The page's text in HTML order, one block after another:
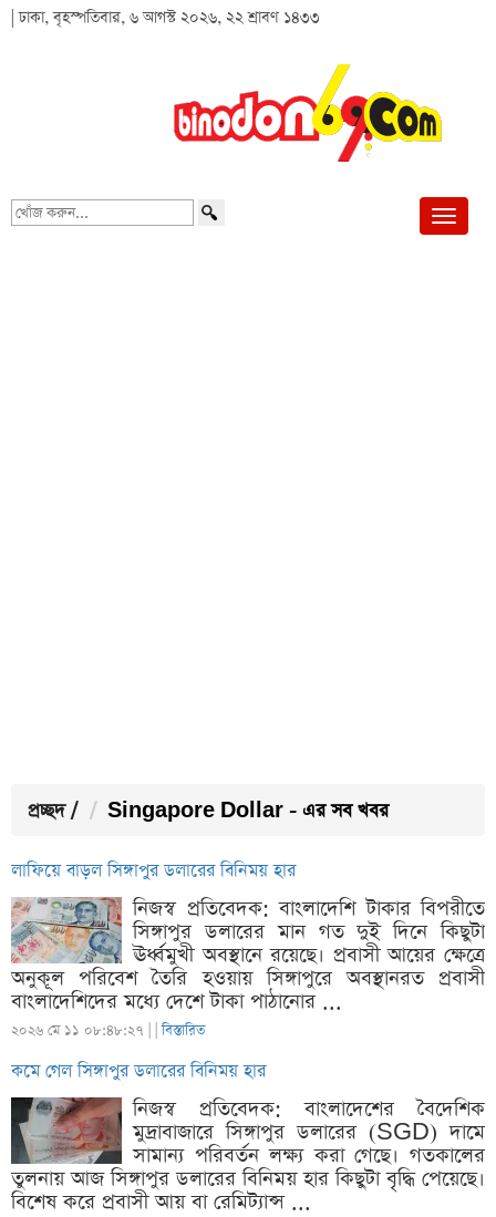
| ঢাকা, বৃহস্পতিবার, ৬ আগস্ট ২০২৬, ২২ শ্রাবণ ১৪৩৩
খোঁজ
প্রচ্ছদ / Singapore Dollar - এর সব খবর
লাফিয়ে বাড়ল সিঙ্গাপুর ডলারের বিনিময় হার
নিজস্ব প্রতিবেদক: বাংলাদেশি টাকার বিপরীতে
সিঙ্গাপুর ডলারের মান গত দুই দিনে কিছুটা
ঊর্ধ্বমুখী অবস্থানে রয়েছে। প্রবাসী আয়ের ক্ষেত্রে
অনুকূল পরিবেশ তৈরি হওয়ায় সিঙ্গাপুরে অবস্থানরত প্রবাসী
বাংলাদেশিদের মধ্যে দেশে টাকা পাঠানোর ...
২০২৬ মে ১১ ০৮:৪৮:২৭ | |বিস্তারিত
কমে গেল সিঙ্গাপুর ডলারের বিনিময় হার
নিজস্ব প্রতিবেদক: বাংলাদেশের বৈদেশিক
মুদ্রাবাজারে সিঙ্গাপুর ডলারের (SGD) দামে
সামান্য পরিবর্তন লক্ষ্য করা গেছে। গতকালের
তুলনায় আজ সিঙ্গাপুর ডলারের বিনিময় হার কিছুটা বৃদ্ধি পেয়েছে।
বিশেষ করে প্রবাসী আয় বা রেমিট্যান্স ...